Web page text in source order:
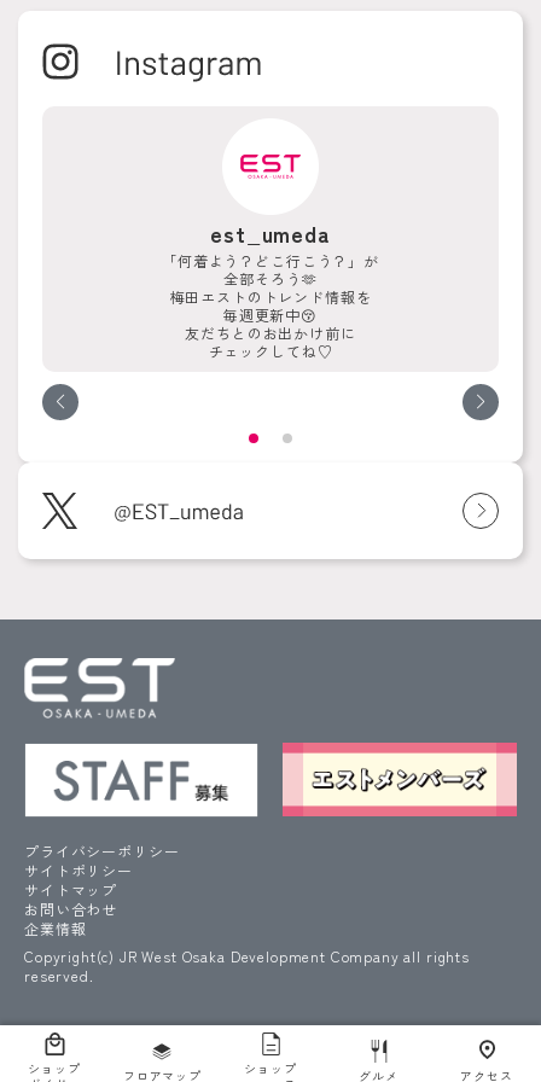
ショップ
フロアマップ
ショップ
グルメ アクセス
est_umeda
「何着よう？どこ行こう？」が
全部そろう🫶
梅田エストのトレンド情報を
毎週更新中😚
友だちとのお出かけ前に
チェックしてね♡
プライバシーポリシー
サイトポリシー
サイトマップ
お問い合わせ
企業情報
Copyright(c) JR West Osaka Development Company all rights
reserved.